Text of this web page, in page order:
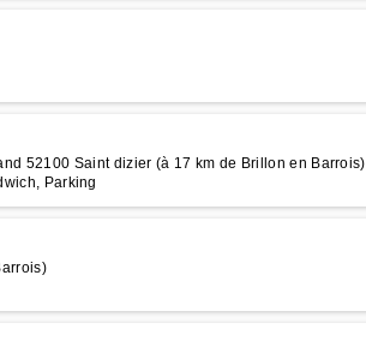
52100 Saint dizier (à 17 km de Brillon en Barrois)
Parking